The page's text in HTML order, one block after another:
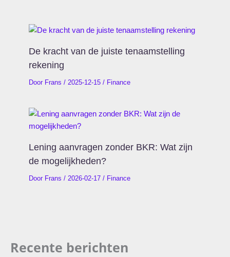
De kracht van de juiste tenaamstelling
rekening
Door Frans/ 2025-12-15/ Finance
Lening aanvragen zonder BKR: Wat zijn
de mogelijkheden?
Door Frans/ 2026-02-17/ Finance
Recente berichten